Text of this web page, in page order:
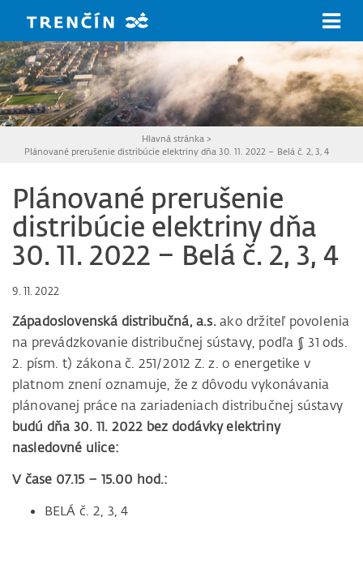
Hlavná stránka >
Plánované prerušenie distribúcie elektriny dňa 30. 11. 2022 – Belá č. 2, 3, 4
Plánované prerušenie
distribúcie elektriny dňa
30. 11. 2022 – Belá č. 2, 3, 4
9. 11. 2022
Západoslovenská distribučná, a.s.ako držiteľ povolenia
na prevádzkovanie distribučnej sústavy, podľa § 31 ods.
2. písm. t) zákona č. 251/2012 Z. z. o energetike v
platnom znení oznamuje, že z dôvodu vykonávania
plánovanej práce na zariadeniach distribučnej sústavy
budú dňa 30. 11. 2022 bez dodávky elektriny
nasledovné ulice:
V čase 07.15 – 15.00 hod.:
BELÁ č. 2, 3, 4